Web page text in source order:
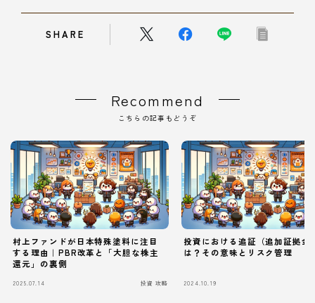
SHARE
Recommend
こちらの記事もどうぞ
村上ファンドが日本特殊塗料に注目
する理由｜PBR改革と「大胆な株主
還元」の裏側
2025.07.14 投資 攻略
投資における追証（追加証拠金
は？その意味とリスク管理
2024.10.19